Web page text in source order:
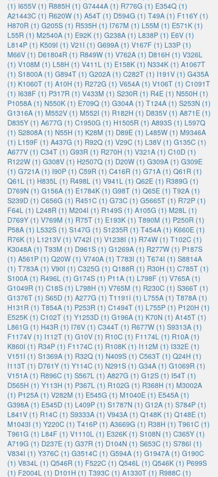
(1) I655V (1) R885H (1) G7444A (1) R776G (1) E354Q (1)
A21443C (1) R620W (1) A54T (1) D594G (1) T49A (1) F116Y (1)
H870R (1) G205S (1) R535H (1) I767M (1) L55M (1) E571K (1)
L55R (1) M2540A (1) E92K (1) G238A (1) L838P (1) E6V (1)
L814P (1) K509I (1) V21I (1) G699A (1) V167F (1) L33P (1)
M66V (1) D61804R (1) R849W (1) V762A (1) D816H (1) V326L
(1) V108M (1) L58H (1) V411L (1) E158K (1) N334K (1) A1067T
(1) S1800A (1) G894T (1) G202A (1) C282T (1) I191V (1) G435A
(1) K1060T (1) A10H (1) R272G (1) V654A (1) V106T (1) C1091T
(1) I638F (1) P317R (1) V433M (1) S230R (1) R4E (1) N550H (1)
P1058A (1) N550K (1) E709Q (1) G304A (1) T124A (1) S253N (1)
G1316A (1) M552V (1) M552I (1) R182H (1) D835V (1) A871E (1)
D835Y (1) A677G (1) C1950G (1) H1505R (1) A893S (1) L597Q
(1) S2808A (1) N55H (1) K28M (1) D89E (1) L485W (1) M9346A
(1) L159F (1) A437G (1) R92Q (1) V29C (1) L38V (1) G135C (1)
A677V (1) C34T (1) G93R (1) R270H (1) V321A (1) C10D (1)
R122W (1) G308V (1) H2507Q (1) D20W (1) G309A (1) G309E
(1) G721A (1) I90P (1) C59R (1) C416R (1) G71A (1) Q61R (1)
Q61L (1) H835L (1) R498L (1) V941L (1) Q62E (1) R389G (1)
D769N (1) G156A (1) E1784K (1) G98T (1) Q65E (1) T92A (1)
S239D (1) C656G (1) R451C (1) G73C (1) G5665T (1) R72P (1)
F64L (1) L248R (1) M204I (1) R149S (1) A105G (1) M28L (1)
D769Y (1) V769M (1) R75T (1) E193K (1) T890M (1) P250R (1)
P58A (1) L532S (1) S147G (1) S1235R (1) T454A (1) K660E (1)
R76K (1) L1213V (1) V742I (1) V1238I (1) R74W (1) T102C (1)
K3048A (1) T93M (1) D961S (1) G1269A (1) R277W (1) P187S
(1) A561P (1) Q20W (1) V740A (1) T783I (1) T674I (1) S8814A
(1) T783A (1) V90I (1) C325G (1) Q188R (1) R30H (1) C785T (1)
S100A (1) R496L (1) G174S (1) P11A (1) L798F (1) V765A (1)
G1049R (1) C18S (1) L798H (1) V765M (1) R230C (1) S366T (1)
G1376T (1) S65D (1) A277G (1) T1191I (1) L755A (1) T878A (1)
H131R (1) T854A (1) P253R (1) C1494T (1) L755P (1) P120H (1)
E525K (1) C102T (1) Y1253D (1) G196A (1) K70N (1) A145T (1)
L861G (1) H43R (1) I76V (1) C344T (1) R677W (1) S9313A (1)
F1174V (1) I112T (1) G10V (1) R10C (1) F1174L (1) R10A (1)
K860I (1) R34P (1) F1174C (1) R108K (1) I112M (1) I332E (1)
V151I (1) S1369A (1) R32Q (1) N409S (1) C563T (1) Q24H (1)
I113T (1) D761Y (1) Y114C (1) N291S (1) G34A (1) G1069R (1)
V151A (1) R896C (1) S567L (1) A827G (1) G12S (1) I54T (1)
D565H (1) Y113H (1) P367L (1) R102G (1) R368H (1) M3002A
(1) P125A (1) V282M (1) E545G (1) M1040E (1) E545A (1)
G398A (1) E545D (1) L409P (1) S1787N (1) G12A (1) S784P (1)
L841V (1) R14C (1) S9333A (1) V943A (1) Q148K (1) Q148E (1)
M1043I (1) Y220C (1) T416P (1) A3669G (1) R38H (1) T961C (1)
T961G (1) L84F (1) V1110L (1) E326K (1) S108N (1) C365Y (1)
A719G (1) D237E (1) G37R (1) D104N (1) S653C (1) S786I (1)
V834I (1) Y376C (1) G3514C (1) G594A (1) G1947A (1) G190C
(1) V834L (1) Q546R (1) F522C (1) Q546L (1) Q546K (1) P699S
(1) F2004L (1) D101H (1) T393C (1) A1330T (1) R988C (1)